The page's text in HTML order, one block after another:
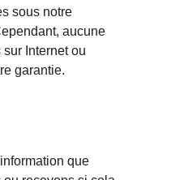
sous notre
aucune
Internet ou
garantie.
que